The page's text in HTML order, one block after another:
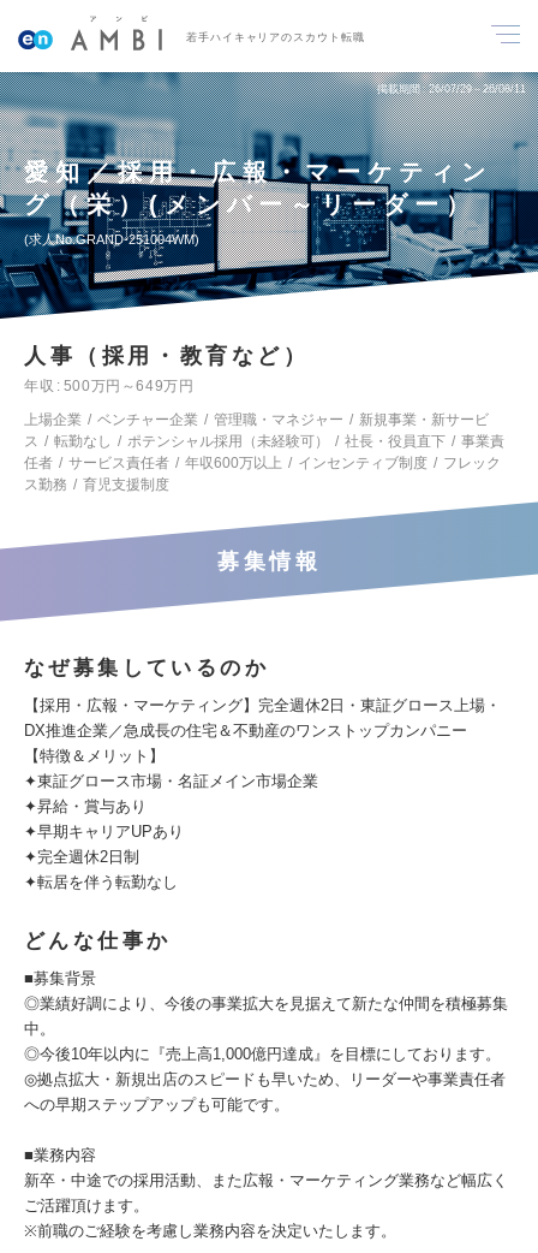
若手ハイキャリアのスカウト転職
掲載期間 26/07/29～26/08/11
愛知／採用・広報・マーケティン
グ（栄）(メンバー～リーダー）
求人No.GRAND-251004WM
人事（採用・教育など）
年収
500万円～649万円
上場企業
ベンチャー企業 管理職・マネジャー
新規事業・新サービ
ス
転勤なし ポテンシャル採用（未経験可） 社長・役員直下
事業責
任者
サービス責任者 年収600万以上 インセンティブ制度
フレック
ス勤務
育児支援制度
募集情報
なぜ募集しているのか
【採用・広報・マーケティング】完全週休2日・東証グロース上場・
DX推進企業／急成長の住宅＆不動産のワンストップカンパニー
【特徴＆メリット】
✦東証グロース市場・名証メイン市場企業
✦昇給・賞与あり
✦早期キャリアUPあり
✦完全週休2日制
✦転居を伴う転勤なし
どんな仕事か
■募集背景
◎業績好調により、今後の事業拡大を見据えて新たな仲間を積極募集
中。
◎今後10年以内に『売上高1,000億円達成』を目標にしております。
◎拠点拡大・新規出店のスピードも早いため、リーダーや事業責任者
への早期ステップアップも可能です。
■業務内容
新卒・中途での採用活動、また広報・マーケティング業務など幅広く
ご活躍頂けます。
※前職のご経験を考慮し業務内容を決定いたします。